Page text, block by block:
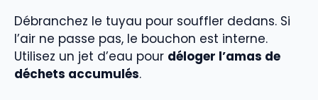
Débranchez le tuyau pour souffler dedans. Si
l’air ne passe pas, le bouchon est interne.
Utilisez un jet d’eau pour déloger l’amas de
déchets accumulés.